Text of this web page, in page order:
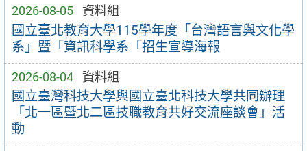
2026-08-05 資料組
國立臺北教育大學115學年度「台灣語言與文化學
系」暨「資訊科學系「招生宣導海報
2026-08-04 資料組
國立臺灣科技大學與國立臺北科技大學共同辦理
「北一區暨北二區技職教育共好交流座談會」活
動